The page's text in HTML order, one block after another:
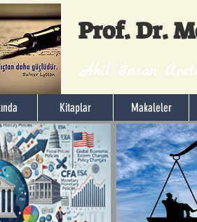
Prof. Dr.
Akil İnsan
Kitaplar Makaleler